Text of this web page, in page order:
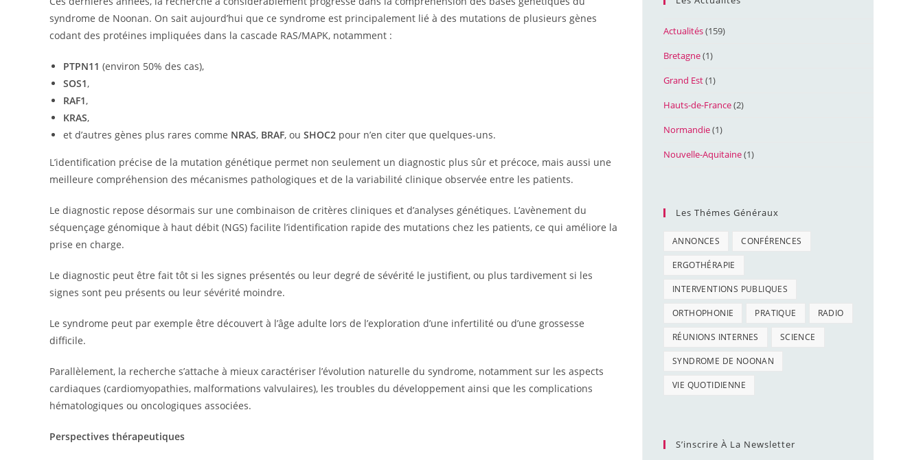
syndrome de Noonan. On sait aujourd’hui que ce syndrome est principalement lié à des mutations de plusieurs gènes
codant des protéines impliquées dans la cascade RAS/MAPK, notamment :
PTPN11 (environ 50% des cas),
SOS1,
RAF1,
KRAS,
et d’autres gènes plus rares comme NRAS, BRAF, ou SHOC2 pour n’en citer que quelques-uns.
L’identification précise de la mutation génétique permet non seulement un diagnostic plus sûr et précoce, mais aussi une
meilleure compréhension des mécanismes pathologiques et de la variabilité clinique observée entre les patients.
Le diagnostic repose désormais sur une combinaison de critères cliniques et d’analyses génétiques. L’avènement du
séquençage génomique à haut débit (NGS) facilite l’identification rapide des mutations chez les patients, ce qui améliore la
prise en charge.
Le diagnostic peut être fait tôt si les signes présentés ou leur degré de sévérité le justifient, ou plus tardivement si les
signes sont peu présents ou leur sévérité moindre.
Le syndrome peut par exemple être découvert à l’âge adulte lors de l’exploration d’une infertilité ou d’une grossesse
difficile.
Parallèlement, la recherche s’attache à mieux caractériser l’évolution naturelle du syndrome, notamment sur les aspects
cardiaques (cardiomyopathies, malformations valvulaires), les troubles du développement ainsi que les complications
hématologiques ou oncologiques associées.
Perspectives thérapeutiques
Actualités(159)
Bretagne(1)
Grand Est(1)
Hauts-de-France(2)
Normandie(1)
Nouvelle-Aquitaine(1)
Les Thémes Généraux
ANNONCES CONFÉRENCES
ERGOTHÉRAPIE
INTERVENTIONS PUBLIQUES
ORTHOPHONIE PRATIQUE RADIO
RÉUNIONS INTERNES SCIENCE
SYNDROME DE NOONAN
VIE QUOTIDIENNE
S’inscrire À La Newsletter